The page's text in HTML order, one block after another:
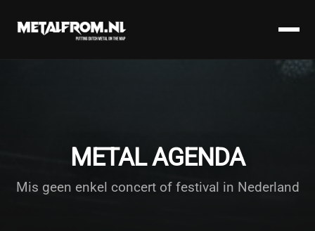
METAL AGENDA
Mis geen enkel concert of festival in Nederland